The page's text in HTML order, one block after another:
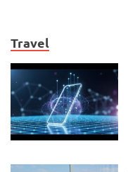
Travel